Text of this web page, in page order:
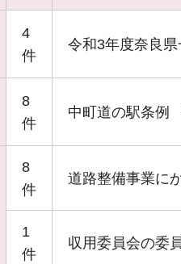
4
件
令和3年度奈良
8
件
中町道の駅条
8
件
道路整備事業に
1
件
収用委員会の委